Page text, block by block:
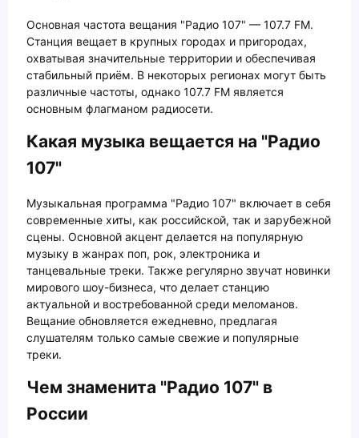
Основная частота вещания "Радио 107" — 107.7 FM.
Станция вещает в крупных городах и пригородах,
охватывая значительные территории и обеспечивая
стабильный приём. В некоторых регионах могут быть
различные частоты, однако 107.7 FM является
основным флагманом радиосети.
Какая музыка вещается на "Радио
107"
Музыкальная программа "Радио 107" включает в себя
современные хиты, как российской, так и зарубежной
сцены. Основной акцент делается на популярную
музыку в жанрах поп, рок, электроника и
танцевальные треки. Также регулярно звучат новинки
мирового шоу-бизнеса, что делает станцию
актуальной и востребованной среди меломанов.
Вещание обновляется ежедневно, предлагая
слушателям только самые свежие и популярные
треки.
Чем знаменита "Радио 107" в
России